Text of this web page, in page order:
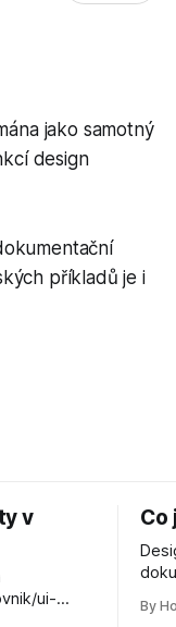
jako samotný
design
příkladů je i
v
ui-
Co
By